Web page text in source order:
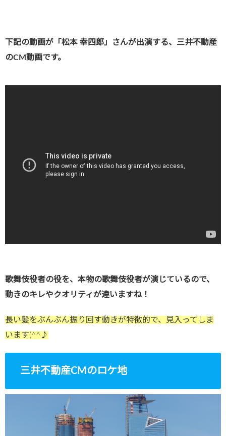
下記の動画が「松本 幸四郎」さんが出演する、三井不動産
のCM動画です。
歌舞伎役者の役を、本物の歌舞伎役者が演じているので、
動きのキレやクオリティが違いますね！
長い髪をぶんぶん振り回す動きが特徴的で、
見入ってしま
います(^^♪
三井不動産CMのロケ地